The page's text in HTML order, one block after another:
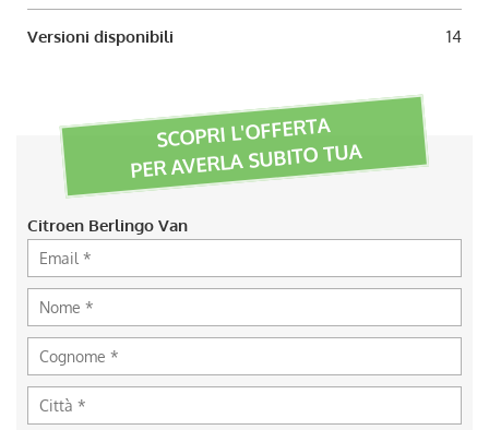
Versioni disponibili 14
SCOPRI L'OFFERTA
PER AVERLA SUBITO TUA
Citroen Berlingo Van